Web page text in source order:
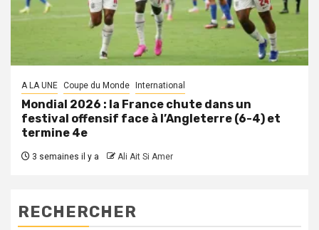
A LA UNE Coupe du Monde International
Mondial 2026 : la France chute dans un
festival offensif face à l’Angleterre (6-4) et
termine 4e
3 semaines il y a Ali Ait Si Amer
RECHERCHER